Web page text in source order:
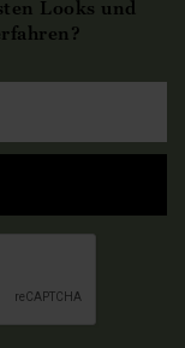
Looks und